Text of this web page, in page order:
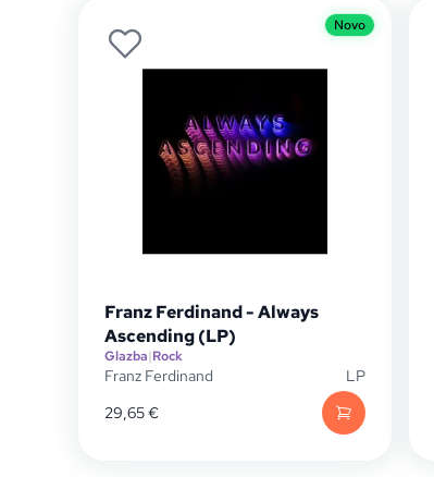
Novo
Franz Ferdinand - Always
Ascending (LP)
Glazba|Rock
Franz Ferdinand
LP
29,65€